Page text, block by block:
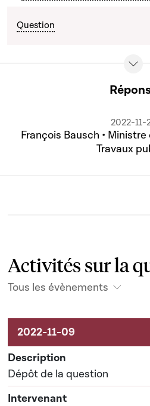
Question
2022-11-
François Bausch •
Travaux
Activités sur la
Tous les évènements
Activités sur le dossier
Dépôt de la question